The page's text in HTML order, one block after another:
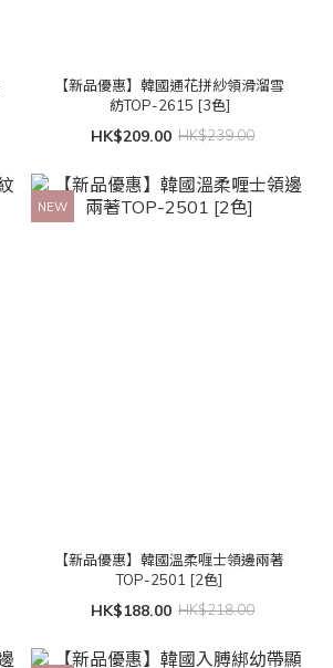
【新品優惠】韓國通花拼紗領滑溜雪
紡TOP-2615 [3色]
HK$209.00 HK$239.00
NEW
【新品優惠】韓國溫柔喱士領邊兩著
TOP-2501 [2色]
HK$188.00 HK$218.00